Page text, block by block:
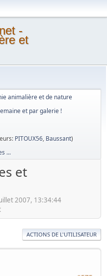
-
et
animalière et de nature
et par galerie !
PITOUX56, Baussant)
...
et
2007, 13:34:44
ACTIONS DE L'UTILISATEUR